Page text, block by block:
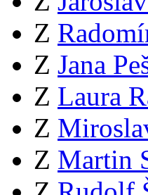
Z
Z Jana
Z Laura
Z
Z Martin